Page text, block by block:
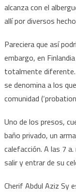
alcanza con el
allí por diversos
Pareciera que así
embargo, en
totalmente diferente.
se denomina a los
comunidad
Uno de los presos,
baño privado, un
calefacción. A las 7
salir y entrar de su
Cherif Abdul Aziz Sy